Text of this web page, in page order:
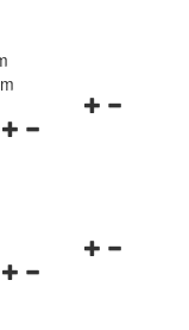
Navigationsmenü
Navigationsmenü